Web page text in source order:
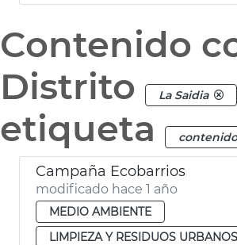
Contenido
Distrito
La Saidia
etiqueta
Campaña Ecobarrios
modificado hace 1 año
MEDIO AMBIENTE
LIMPIEZA Y RESIDUOS URBANOS